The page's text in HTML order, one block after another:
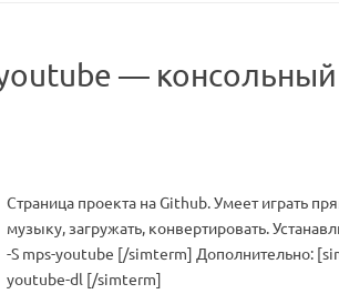
—
Страница проекта на Github. Умеет играть
музыку, загружать, конвертировать.
-S mps-youtube [/simterm] Дополнительно:
youtube-dl [/simterm]